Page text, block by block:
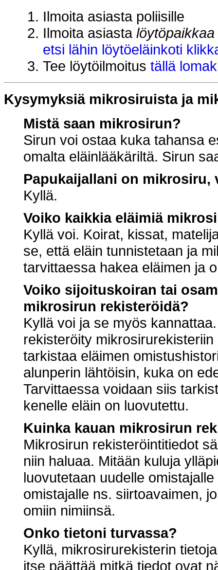
Ilmoita asiasta poliisille
Ilmoita asiasta
etsi lähin löytöeläinkoti
Tee löytöilmoitus tällä
Kysymyksiä mikrosiruista ja
Mistä saan mikrosirun?
Sirun voi ostaa kuka tahansa
omalta eläinlääkäriltä. Sirun
Papukaijallani on mikrosiru,
Kyllä.
Voiko kaikkia eläimiä
Kyllä voi. Koirat, kissat,
se, että eläin tunnistetaan ja
tarvittaessa hakea eläimen ja
Voiko sijoituskoiran tai
mikrosirun rekisteröidä?
Kyllä voi ja se myös
rekisteröity
tarkistaa eläimen
alunperin lähtöisin, kuka on
Tarvittaessa voidaan siis
kenelle eläin on luovutettu.
Kuinka kauan mikrosirun
Mikrosirun rekisteröintitiedot
niin haluaa. Mitään kuluja
luovutetaan uudelle
omistajalle ns. siirtoavaimen,
omiin nimiinsä.
Onko tietoni turvassa?
Kyllä, mikrosirurekisterin
itse päättää mitkä tiedot ovat